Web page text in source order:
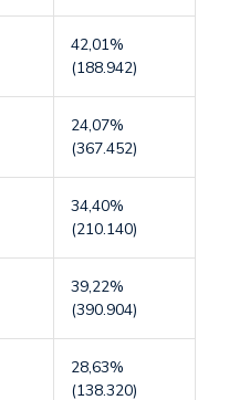
42,01%
(188.942)
24,07%
(367.452)
34,40%
(210.140)
39,22%
(390.904)
28,63%
(138.320)